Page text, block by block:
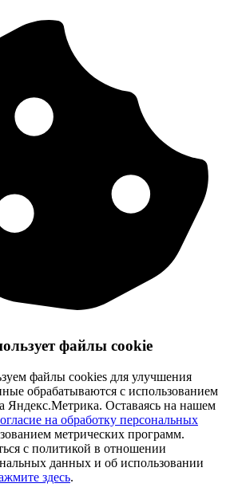
файлы cookie
файлы cookies для улучшения
обрабатываются с использованием
Яндекс.Метрика. Оставаясь на нашем
на обработку персональных
метрических программ.
с политикой в отношении
данных и об использовании
здесь.